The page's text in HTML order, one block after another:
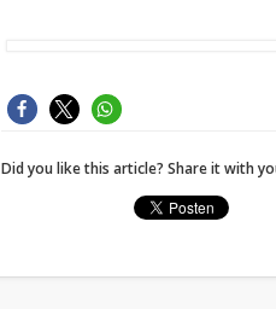
Did you like this article? Share it with